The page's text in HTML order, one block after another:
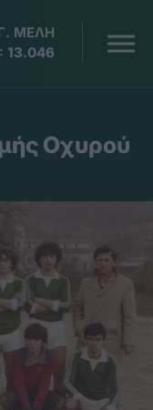
ΜΕΛΗ
13.046
Οχυρού